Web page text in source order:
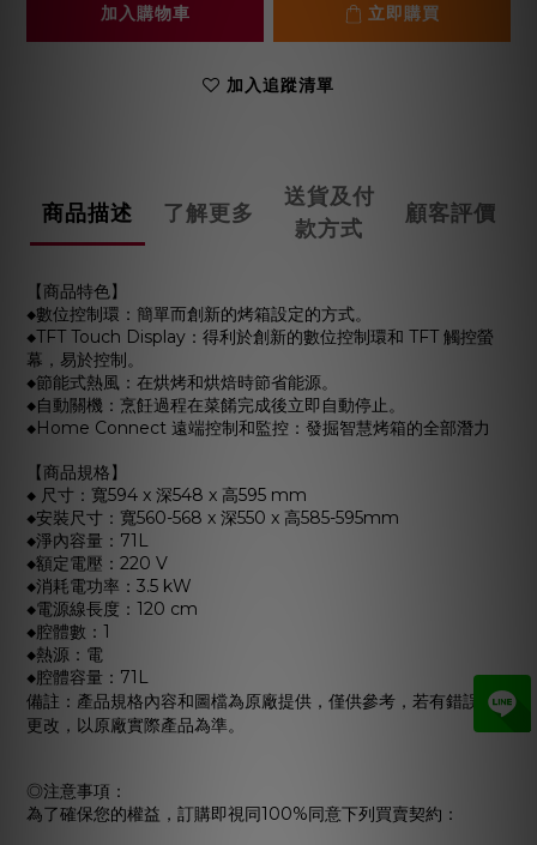
加入購物車 立即購買
加入追蹤清單
商品描述 了解更多
送貨及付
款方式
顧客評價
【商品特色】
◆數位控制環：簡單而創新的烤箱設定的方式。
◆TFT Touch Display：得利於創新的數位控制環和 TFT 觸控螢
幕，易於控制。
◆節能式熱風：在烘烤和烘焙時節省能源。
◆自動關機：烹飪過程在菜餚完成後立即自動停止。
◆Home Connect 遠端控制和監控：發掘智慧烤箱的全部潛力
【商品規格】
◆ 尺寸：寬594 x 深548 x 高595 mm
◆安裝尺寸：寬560-568 x 深550 x 高585-595mm
◆淨內容量：71L
◆額定電壓：220 V
◆消耗電功率：3.5 kW
◆電源線長度：120 cm
◆腔體數：1
◆熱源：電
◆腔體容量：71L
備註：產品規格內容和圖檔為原廠提供，僅供參考，若有錯誤或
更改，以原廠實際產品為準。
◎注意事項：
為了確保您的權益，訂購即視同100%同意下列買賣契約：